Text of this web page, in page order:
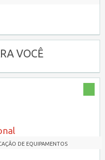
VOCÊ
DE EQUIPAMENTOS